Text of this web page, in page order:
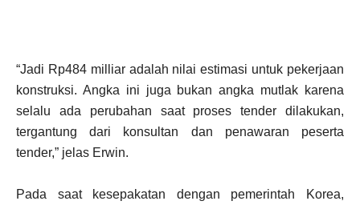
“Jadi Rp484 milliar adalah nilai estimasi untuk pekerjaan
konstruksi. Angka ini juga bukan angka mutlak karena
selalu ada perubahan saat proses tender dilakukan,
tergantung dari konsultan dan penawaran peserta
tender,” jelas Erwin.
Pada saat kesepakatan dengan pemerintah Korea,